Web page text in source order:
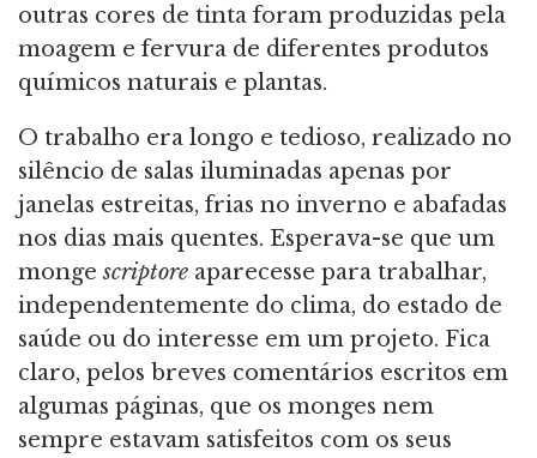
outras cores de tinta foram produzidas pela
moagem e fervura de diferentes produtos
químicos naturais e plantas.
O trabalho era longo e tedioso, realizado no
silêncio de salas iluminadas apenas por
janelas estreitas, frias no inverno e abafadas
nos dias mais quentes. Esperava-se que um
mongescriptore aparecesse para trabalhar,
independentemente do clima, do estado de
saúde ou do interesse em um projeto. Fica
claro, pelos breves comentários escritos em
algumas páginas, que os monges nem
sempre estavam satisfeitos com os seus